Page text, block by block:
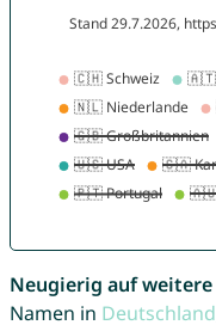
Neugierig auf weitere
Namen in Deutschland